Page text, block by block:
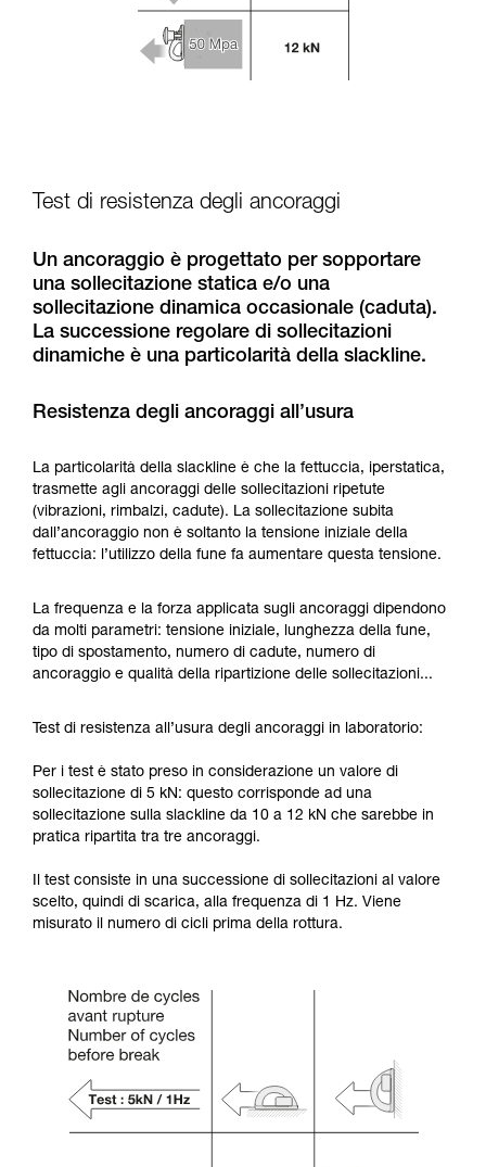
Test di resistenza degli ancoraggi
Un ancoraggio è progettato per sopportare
una sollecitazione statica e/o una
sollecitazione dinamica occasionale (caduta).
La successione regolare di sollecitazioni
dinamiche è una particolarità della slackline.
Resistenza degli ancoraggi all’usura
La particolarità della slackline è che la fettuccia, iperstatica,
trasmette agli ancoraggi delle sollecitazioni ripetute
(vibrazioni, rimbalzi, cadute). La sollecitazione subita
dall’ancoraggio non è soltanto la tensione iniziale della
fettuccia: l’utilizzo della fune fa aumentare questa tensione.
La frequenza e la forza applicata sugli ancoraggi dipendono
da molti parametri: tensione iniziale, lunghezza della fune,
tipo di spostamento, numero di cadute, numero di
ancoraggio e qualità della ripartizione delle sollecitazioni...
Test di resistenza all’usura degli ancoraggi in laboratorio:
Per i test è stato preso in considerazione un valore di
sollecitazione di 5 kN: questo corrisponde ad una
sollecitazione sulla slackline da 10 a 12 kN che sarebbe in
pratica ripartita tra tre ancoraggi.
Il test consiste in una successione di sollecitazioni al valore
scelto, quindi di scarica, alla frequenza di 1 Hz. Viene
misurato il numero di cicli prima della rottura.